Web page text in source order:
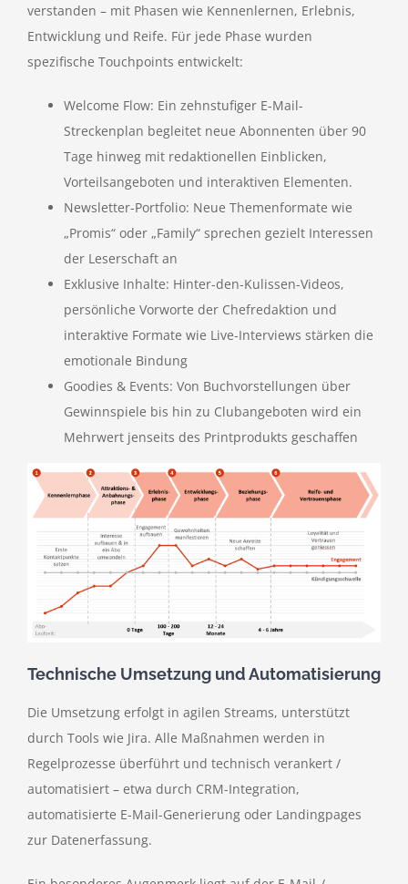
verstanden – mit Phasen wie Kennenlernen, Erlebnis,
Entwicklung und Reife. Für jede Phase wurden
spezifische Touchpoints entwickelt:
Welcome Flow: Ein zehnstufiger E-Mail-
Streckenplan begleitet neue Abonnenten über 90
Tage hinweg mit redaktionellen Einblicken,
Vorteilsangeboten und interaktiven Elementen.
Newsletter-Portfolio: Neue Themenformate wie
„Promis“ oder „Family“ sprechen gezielt Interessen
der Leserschaft an
Exklusive Inhalte: Hinter-den-Kulissen-Videos,
persönliche Vorworte der Chefredaktion und
interaktive Formate wie Live-Interviews stärken die
emotionale Bindung
Goodies & Events: Von Buchvorstellungen über
Gewinnspiele bis hin zu Clubangeboten wird ein
Mehrwert jenseits des Printprodukts geschaffen
Technische Umsetzung und Automatisierung
Die Umsetzung erfolgt in agilen Streams, unterstützt
durch Tools wie Jira. Alle Maßnahmen werden in
Regelprozesse überführt und technisch verankert /
automatisiert – etwa durch CRM-Integration,
automatisierte E-Mail-Generierung oder Landingpages
zur Datenerfassung.